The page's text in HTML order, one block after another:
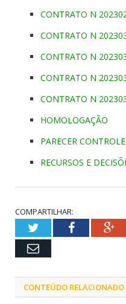
CONTRATO N
CONTRATO N
CONTRATO N
CONTRATO N
CONTRATO N
HOMOLOGAÇÃO
PARECER
RECURSOS E
COMPARTILHAR:
TwitterFacebook
Email
CONTEÚDO RELACIONADO